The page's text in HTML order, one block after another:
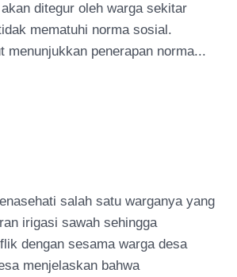
ditegur oleh warga sekitar
mematuhi norma sosial.
menunjukkan penerapan norma...
salah satu warganya yang
irigasi sawah sehingga
dengan sesama warga desa
menjelaskan bahwa